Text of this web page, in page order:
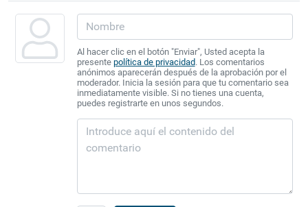
Al hacer clic en el botón "Enviar", Usted acepta la
presente política de privacidad. Los comentarios
anónimos aparecerán después de la aprobación por el
moderador. Inicia la sesión para que tu comentario sea
inmediatamente visible. Si no tienes una cuenta,
puedes registrarte en unos segundos.